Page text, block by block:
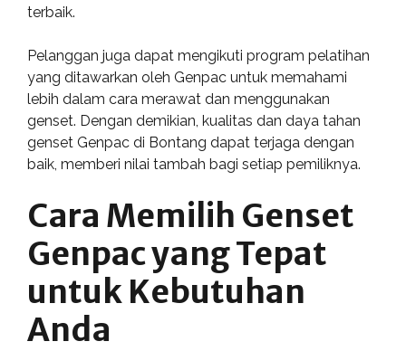
terbaik.
Pelanggan juga dapat mengikuti program pelatihan
yang ditawarkan oleh Genpac untuk memahami
lebih dalam cara merawat dan menggunakan
genset. Dengan demikian, kualitas dan daya tahan
genset Genpac di Bontang dapat terjaga dengan
baik, memberi nilai tambah bagi setiap pemiliknya.
Cara Memilih Genset
Genpac yang Tepat
untuk Kebutuhan
Anda